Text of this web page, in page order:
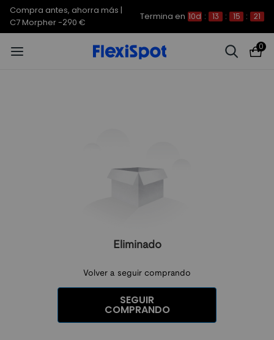
Compra antes, ahorra más |
C7 Morpher -290 €
Termina en 10d : 13 : 15 : 20
0
Eliminado
Volver a seguir comprando
SEGUIR
COMPRANDO